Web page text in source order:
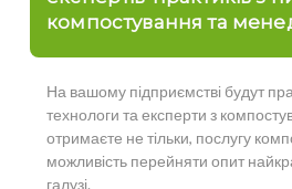
компостування та
На вашому підприємстві будут
технологи та експерти з
отримаєте не тільки, послугу
можливість перейняти опит
галузі.